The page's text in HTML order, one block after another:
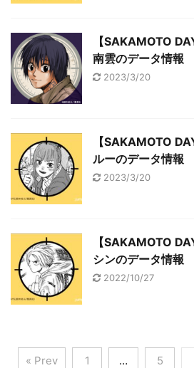
【SAKAMOTO
南雲のデータ情報
2023/3/20
【SAKAMOTO
ルーのデータ情報
2023/3/20
【SAKAMOTO
シンのデータ情報
2022/10/27
« Prev 1 … 5